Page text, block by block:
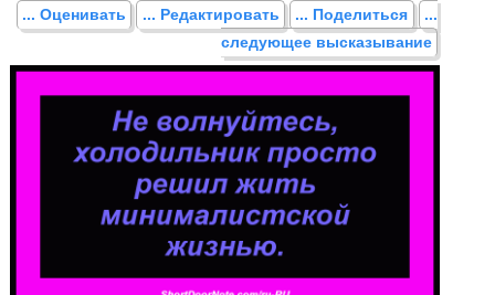
... Оценивать ... Редактировать ... Поделиться
...
следующее высказывание